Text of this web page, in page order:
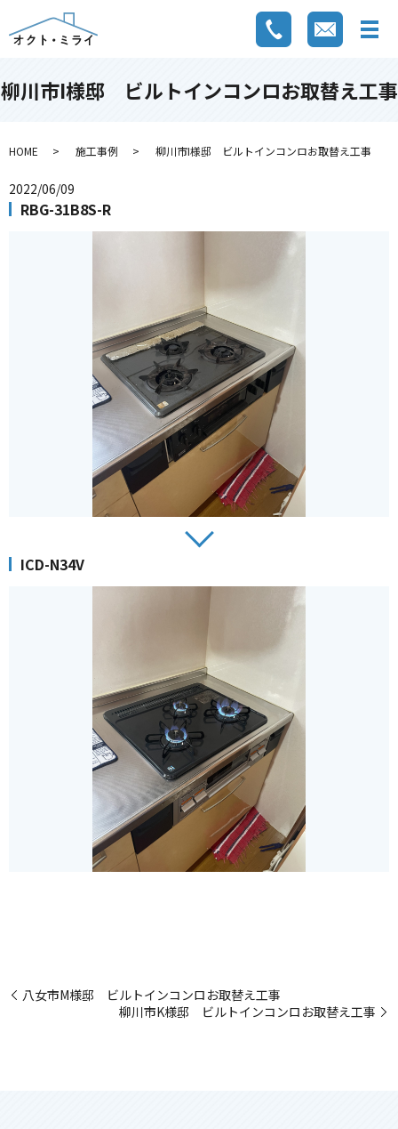
柳川市I様邸 ビルトインコンロお取替え工事
HOME 施工事例 柳川市I様邸 ビルトインコンロお取替え工事
2022/06/09
RBG-31B8S-R
ICD-N34V
八女市M様邸 ビルトインコンロお取替え工事
柳川市K様邸 ビルトインコンロお取替え工事